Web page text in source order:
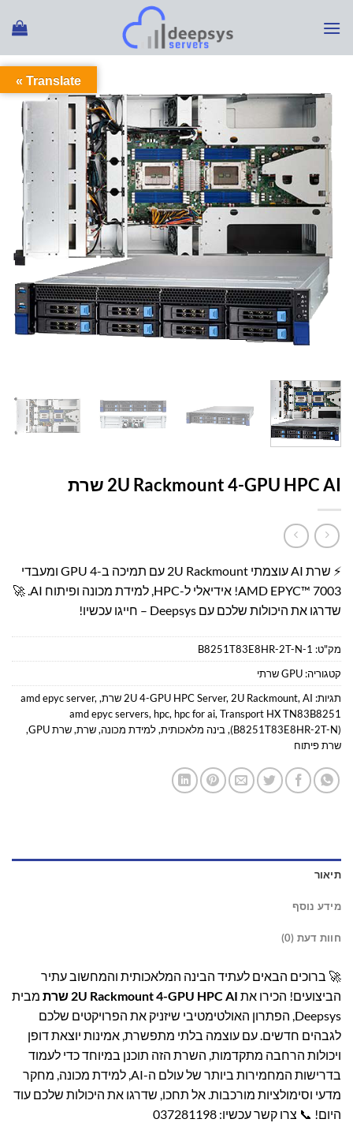
2U Rackmount 4-GPU HPC AI שרת
⚡ שרת AI עוצמתי 2U Rackmount עם תמיכה ב-4 GPU ומעבדי
AMD EPYC™ 7003! אידיאלי ל-HPC, למידת מכונה ופיתוח AI. 🚀
שדרגו את היכולות שלכם עם Deepsys – חייגו עכשיו!
מק"ט: B8251T83E8HR-2T-N-1
קטגוריה: GPU שרתי
תגיות:
2U 4-GPU HPC Server, 2U Rackmount, AI שרת ,
amd epyc server,
amd epyc servers, hpc, hpc for ai, Transport HX TN83B8251
(B8251T83E8HR-2T-N)
, בינה מלאכותית,למידת מכונה,שרת,שרת GPU
,
שרת פיתוח
תיאור
מידע נוסף
חוות דעת (0)
🚀 ברוכים הבאים לעתיד הבינה המלאכותית והמחשוב עתיר
הביצועים! הכירו את 2U Rackmount 4-GPU HPC AI שרת
מבית
Deepsys, הפתרון האולטימטיבי שיזניק את הפרויקטים שלכם
לגבהים חדשים. עם עוצמה בלתי מתפשרת, אמינות יוצאת דופן
ויכולות הרחבה מתקדמות, השרת הזה תוכנן במיוחד כדי לעמוד
בדרישות המחמירות ביותר של עולם ה-AI, למידת מכונה, מחקר
מדעי וסימולציות מורכבות. אל תחכו, שדרגו את היכולות שלכם עוד
היום! 📞 צרו קשר עכשיו: 037281198
Translate »